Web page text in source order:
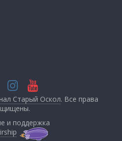
Старый Оскол. Все права
и поддержка